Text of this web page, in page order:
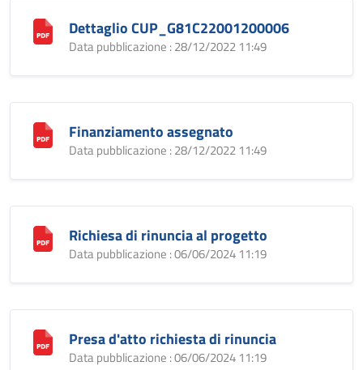
Dettaglio CUP_G81C22001200006
Data pubblicazione : 28/12/2022 11:49
Finanziamento assegnato
Data pubblicazione : 28/12/2022 11:49
Richiesa di rinuncia al progetto
Data pubblicazione : 06/06/2024 11:19
Presa d'atto richiesta di rinuncia
Data pubblicazione : 06/06/2024 11:19